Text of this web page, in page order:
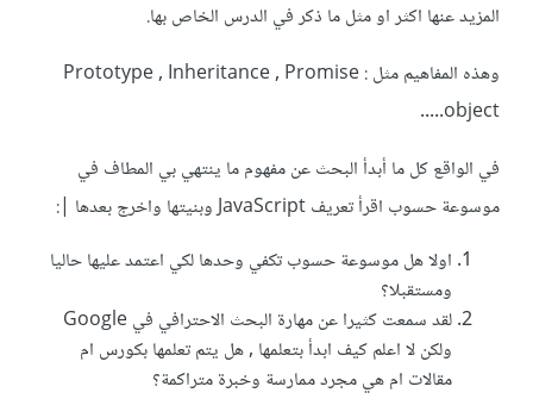
المزيد عنها اكثر او مثل ما ذكر في الدرس الخاص بها.
وهذه المفاهيم مثل: Prototype
, Inheritance , Promise
object.....
في الواقع كل ما أبدأ البحث عن مفهوم ما ينتهي بي المطاف في
موسوعة حسوب اقرأ تعريف JavaScript وبنيتها واخرج بعدها |:
اولا هل موسوعة حسوب تكفي وحدها لكي اعتمد عليها حاليا
ومستقبلا؟
لقد سمعت كثيرا عن مهارة البحث الاحترافي في Google
ولكن لا اعلم كيف ابدأ بتعلمها , هل يتم تعلمها بكورس ام
مقالات ام هي مجرد ممارسة وخبرة متراكمة؟